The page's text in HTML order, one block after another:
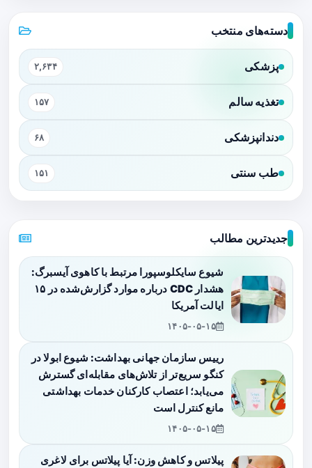
دسته‌های منتخب
پزشکی ۲,۶۳۴
تغذیه سالم ۱۵۷
دندانپزشکی ۶۸
طب سنتی ۱۵۱
جدیدترین مطالب
شیوع سایکلوسپورا مرتبط با کاهوی آیسبرگ:
هشدار CDC درباره موارد گزارش‌شده در ۱۵
ایالت آمریکا
۱۴۰۵-۰۵-۱۵
رییس سازمان جهانی بهداشت: شیوع ابولا در
کنگو سریع‌تر از تلاش‌های مقابله‌ای گسترش
می‌یابد؛ اعتصاب کارکنان خدمات بهداشتی
مانع کنترل است
۱۴۰۵-۰۵-۱۵
پیلاتس و کاهش وزن: آیا پیلاتس برای لاغری